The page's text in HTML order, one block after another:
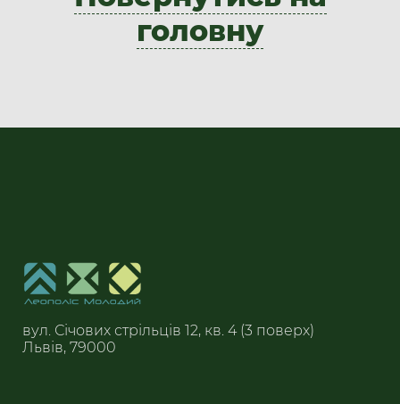
головну
​вул. Січових стрільців 12, кв. 4 (3 поверх)
Львів, 79000